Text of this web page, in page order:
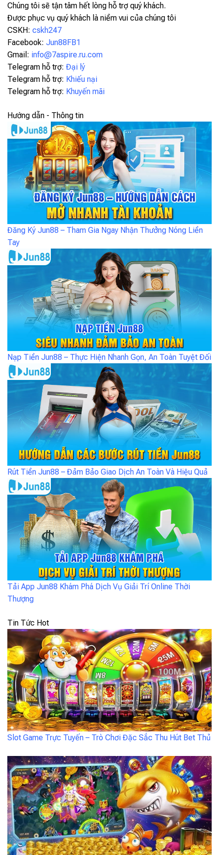
Chúng tôi sẽ tận tâm hết lòng hỗ trợ quý khách.
Được phục vụ quý khách là niềm vui của chúng tôi
CSKH: cskh247
Facebook: Jun88FB1
Gmail: info@7aspire.ru.com
Telegram hỗ trợ: Đại lý
Telegram hỗ trợ: Khiếu nại
Telegram hỗ trợ: Khuyến mãi
Hướng dẫn - Thông tin
Đăng Ký Jun88 – Tham Gia Ngay Nhận Thưởng Nóng Liền
Tay
Nạp Tiền Jun88 – Thực Hiện Nhanh Gọn, An Toàn Tuyệt Đối
Rút Tiền Jun88 – Đảm Bảo Giao Dịch An Toàn Và Hiệu Quả
Tải App Jun88 Khám Phá Dịch Vụ Giải Trí Online Thời
Thượng
Tin Tức Hot
Slot Game Trực Tuyến – Trò Chơi Đặc Sắc Thu Hút Bet Thủ